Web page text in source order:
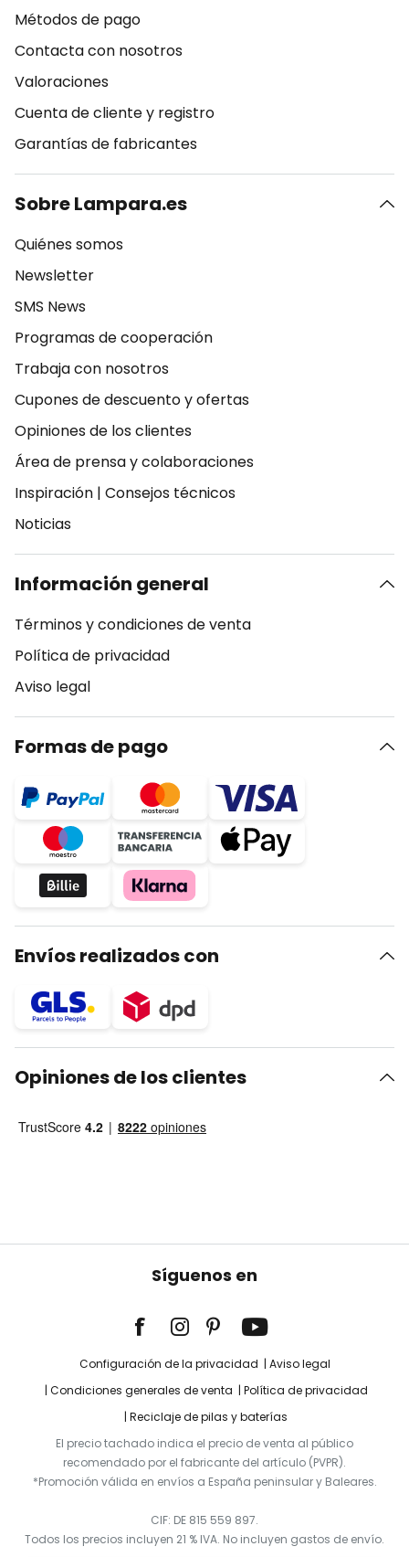
Métodos de pago
Contacta con nosotros
Valoraciones
Cuenta de cliente y registro
Garantías de fabricantes
Sobre Lampara.es
Quiénes somos
Newsletter
SMS News
Programas de cooperación
Trabaja con nosotros
Cupones de descuento y ofertas
Opiniones de los clientes
Área de prensa y colaboraciones
Inspiración | Consejos técnicos
Noticias
Información general
Términos y condiciones de venta
Política de privacidad
Aviso legal
Formas de pago
Envíos realizados con
Opiniones de los clientes
Síguenos en
Configuración de la privacidad
Aviso legal
Condiciones generales de venta
Política de privacidad
Reciclaje de pilas y baterías
El precio tachado indica el precio de venta al público
recomendado por el fabricante del artículo (PVPR).
*Promoción válida en envíos a España peninsular y Baleares.
CIF: DE 815 559 897.
Todos los precios incluyen 21 % IVA. No incluyen gastos de envío.